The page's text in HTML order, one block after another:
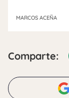
MARCOS ACEÑA
Comparte: